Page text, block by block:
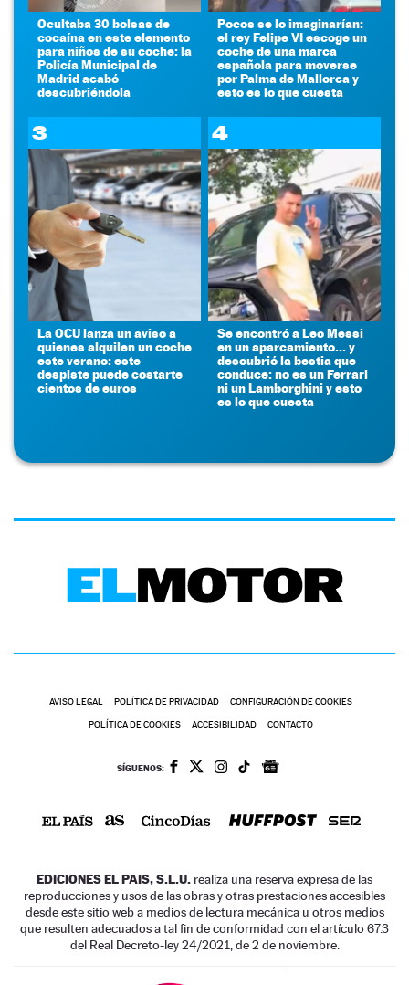
Ocultaba 30 bolsas de
cocaína en este elemento
para niños de su coche: la
Policía Municipal de
Madrid acabó
descubriéndola
Pocos se lo imaginarían:
el rey Felipe VI escoge un
coche de una marca
española para moverse
por Palma de Mallorca y
esto es lo que cuesta
3
La OCU lanza un aviso a
quienes alquilen un coche
este verano: este
despiste puede costarte
cientos de euros
4
Se encontró a Leo Messi
en un aparcamiento... y
descubrió la bestia que
conduce: no es un Ferrari
ni un Lamborghini y esto
es lo que cuesta
AVISO LEGAL POLÍTICA DE PRIVACIDAD CONFIGURACIÓN DE COOKIES
POLÍTICA DE COOKIES ACCESIBILIDAD CONTACTO
SÍGUENOS:
EDICIONES EL PAIS, S.L.U. realiza una reserva expresa de las
reproducciones y usos de las obras y otras prestaciones accesibles
desde este sitio web a medios de lectura mecánica u otros medios
que resulten adecuados a tal fin de conformidad con el artículo 67.3
del Real Decreto-ley 24/2021, de 2 de noviembre.